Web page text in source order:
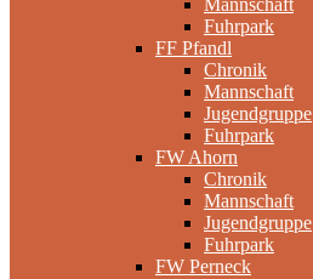
Mannschaft
Fuhrpark
FF Pfandl
Chronik
Mannschaft
Jugendgruppe
Fuhrpark
FW Ahorn
Chronik
Mannschaft
Jugendgruppe
Fuhrpark
FW Perneck